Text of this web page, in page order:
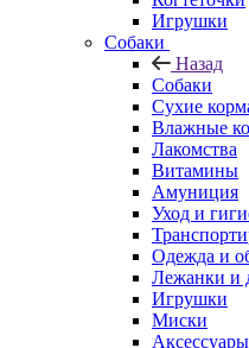
Игрушки
Собаки
Назад
Собаки
Сухие
Влажные
Лакомства
Витамины
Амуниция
Уход и
Одежда и
Лежанки и
Игрушки
Миски
Аксессуары